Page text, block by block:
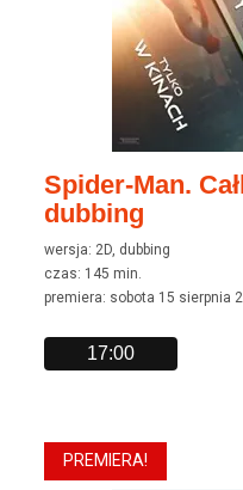
Spider-Man.
dubbing
wersja: 2D, dubbing
czas: 145 min.
premiera: sobota 15 sierpnia
17:00
PREMIERA!